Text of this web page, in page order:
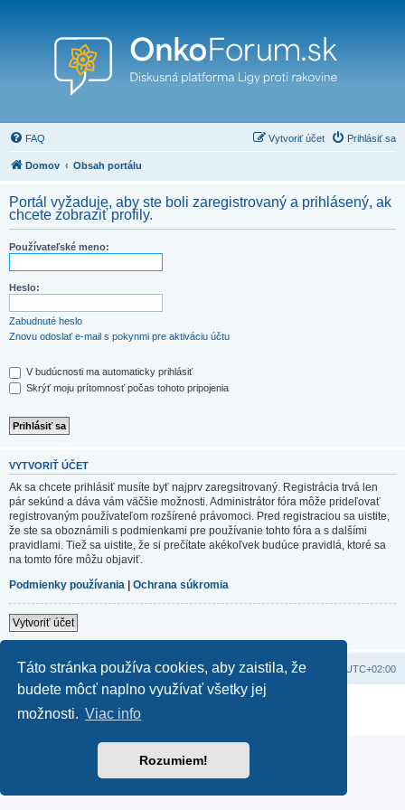
Táto stránka používa cookies, aby zaistila, že
budete môcť naplno využívať všetky jej
možnosti. Viac info
Rozumiem!
FAQ Prihlásiť sa
Vytvoriť účet
Domov Obsah portálu
Portál vyžaduje, aby ste boli zaregistrovaný a prihlásený, ak
chcete zobraziť profily.
Používateľské meno:
Heslo:
Zabudnuté heslo
Znovu odoslať e-mail s pokynmi pre aktiváciu účtu
V budúcnosti ma automaticky prihlásiť
Skrýť moju prítomnosť počas tohoto pripojenia
VYTVORIŤ ÚČET
Ak sa chcete prihlásiť musíte byť najprv zaregsitrovaný. Registrácia trvá len
pár sekúnd a dáva vám väčšie možnosti. Administrátor fóra môže prideľovať
registrovaným používateľom rozšírené právomoci. Pred registraciou sa uistite,
že ste sa oboznámili s podmienkami pre používanie tohto fóra a s dalšími
pravidlami. Tiež sa uistite, že si prečítate akékoľvek budúce pravidlá, ktoré sa
na tomto fóre môžu objaviť.
Podmienky používania | Ochrana súkromia
Vytvoriť účet
Domov Obsah portálu Všetky časy sú v UTC+02:00